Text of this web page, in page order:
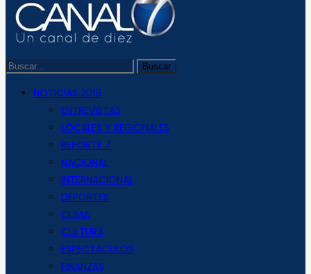
NOTICIAS 2019
ENTREVISTAS
LOCALES Y REGIONALES
REPORTE 7
NACIONAL
INTERNACIONAL
DEPORTES
CLIMA
CULTURA
ESPECTACULOS
FINANZAS